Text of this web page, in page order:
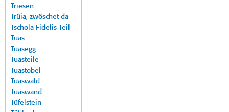
Triesen
Trüia, zwöschet da -
Tschola Fidelis Teil
Tuas
Tuasegg
Tuasteile
Tuastobel
Tuaswald
Tuaswand
Tüfelstein